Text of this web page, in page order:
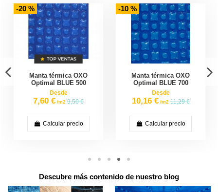
-20 %
Manta térmica OXO
Optimal BLUE 500
Desde
7,60 € /m2 9,50 €
Calcular precio
-10 %
Manta térmica OXO
Optimal BLUE 700
Desde
10,16 € /m2 11,29 €
Calcular precio
Descubre más contenido de nuestro blog